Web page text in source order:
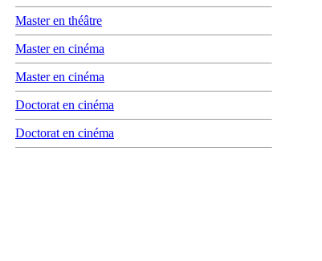
Master en théâtre
Master en cinéma
Master en cinéma
Doctorat en cinéma
Doctorat en cinéma